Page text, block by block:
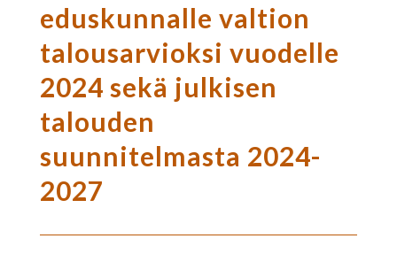
eduskunnalle valtion
talousarvioksi vuodelle
2024 sekä julkisen
talouden
suunnitelmasta 2024-
2027